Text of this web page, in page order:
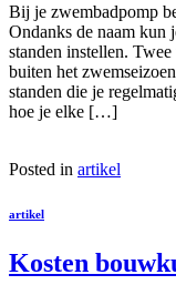
Bij je zwembadpomp
Ondanks de naam kun
standen instellen.
buiten het
standen die je
hoe je elke […]
Posted in artikel
artikel
Kosten